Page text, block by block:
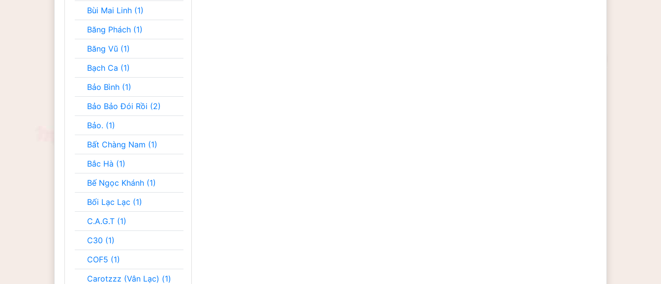
Bùi Mai Linh (1)
Băng Phách (1)
Băng Vũ (1)
Bạch Ca (1)
Bảo Bình (1)
Bảo Bảo Đói Rồi (2)
Bảo. (1)
Bất Chàng Nam (1)
Bắc Hà (1)
Bế Ngọc Khánh (1)
Bối Lạc Lạc (1)
C.A.G.T (1)
C30 (1)
COF5 (1)
Carotzzz (Vân Lạc) (1)